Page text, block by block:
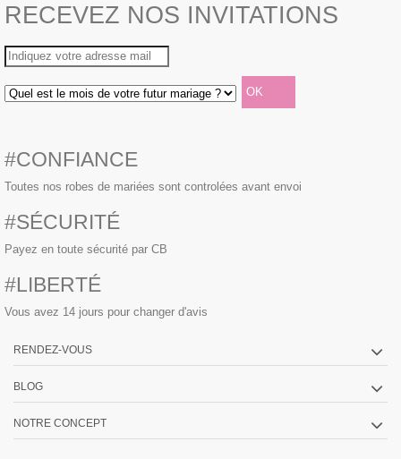
RECEVEZ NOS INVITATIONS
#CONFIANCE
Toutes nos robes de mariées sont controlées avant envoi
#SÉCURITÉ
Payez en toute sécurité par CB
#LIBERTÉ
Vous avez 14 jours pour changer d'avis
RENDEZ-VOUS
BLOG
NOTRE CONCEPT